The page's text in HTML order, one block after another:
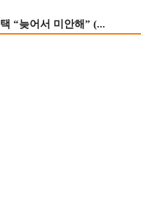
“늦어서 미안해” (...